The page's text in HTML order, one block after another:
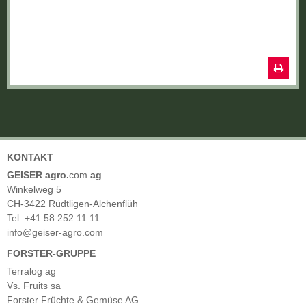
KONTAKT
GEISER agro.com ag
Winkelweg 5
CH-3422 Rüdtligen-Alchenflüh
Tel. +41 58 252 11 11
info@geiser-agro.com
FORSTER-GRUPPE
Terralog ag
Vs. Fruits sa
Forster Früchte & Gemüse AG